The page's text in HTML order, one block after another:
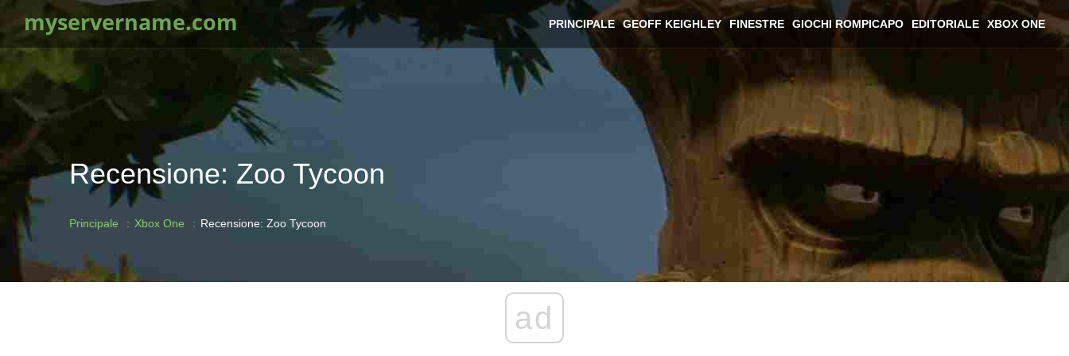
myservername.com PRINCIPALE GEOFF KEIGHLEY FINESTRE GIOCHI ROMPICAPO EDITORIALE XBOX ONE
Recensione: Zoo Tycoon
Principale Xbox One Recensione: Zoo Tycoon
ad